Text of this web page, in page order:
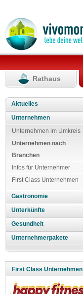
Rathaus
Aktuelles
Unternehmen
Unternehmen im Umkreis
Unternehmen nach
Branchen
Infos für Unternehmer
First Class Unternehmen
Gastronomie
Unterkünfte
Gesundheit
Unternehmerpakete
First Class Unternehmen